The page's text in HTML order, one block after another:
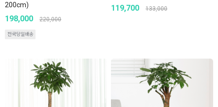
200cm)
198,000 220,000
전국당일배송
119,700 133,000